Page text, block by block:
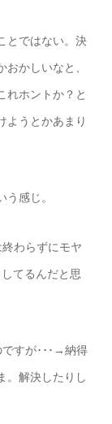
とではない。決
かしいなと、
れホントか？と
ようとかあまり
感じ。
わらずにモヤ
てるんだと思
ですが･･･→納得
。解決したりし